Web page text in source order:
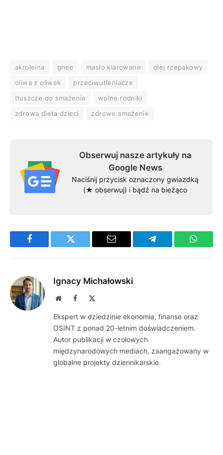
akroleina ghee masło klarowane
olej rzepakowy
oliwa z oliwek
przeciwutleniacze
tłuszcze do smażenia
wolne rodniki
zdrowa dieta dzieci
zdrowe smażenie
Obserwuj nasze artykuły na
Google News
Naciśnij przycisk oznaczony gwiazdką
(★ obserwuj) i bądź na bieżąco
Facebook Twitter Email Telegram
Ignacy Michałowski
WebsiteFacebook
Ekspert w dziedzinie ekonomia, finanse oraz
OSINT z ponad 20-letnim doświadczeniem.
Autor publikacji w czołowych
międzynarodowych mediach, zaangażowany w
globalne projekty dziennikarskie.